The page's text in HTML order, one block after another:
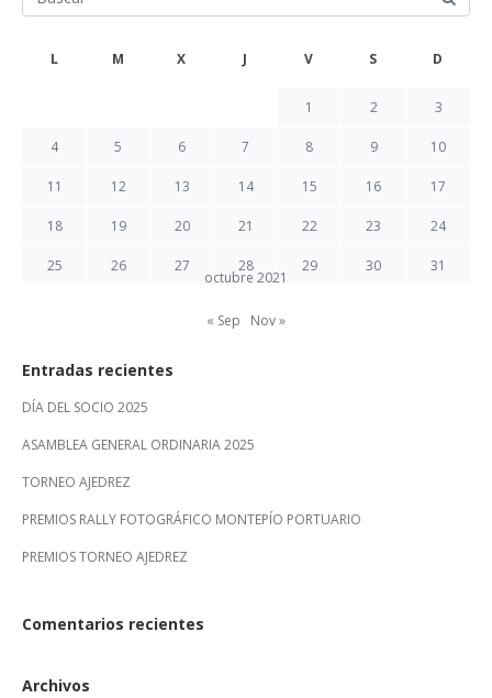
octubre 2021
L M X J V S D
1 2 3
4 5 6 7 8 9 10
11 12 13 14 15 16 17
18 19 20 21 22 23 24
25 26 27 28 29 30 31
« Sep Nov »
Entradas recientes
DÍA DEL SOCIO 2025
ASAMBLEA GENERAL ORDINARIA 2025
TORNEO AJEDREZ
PREMIOS RALLY FOTOGRÁFICO MONTEPÍO PORTUARIO
PREMIOS TORNEO AJEDREZ
Comentarios recientes
Archivos